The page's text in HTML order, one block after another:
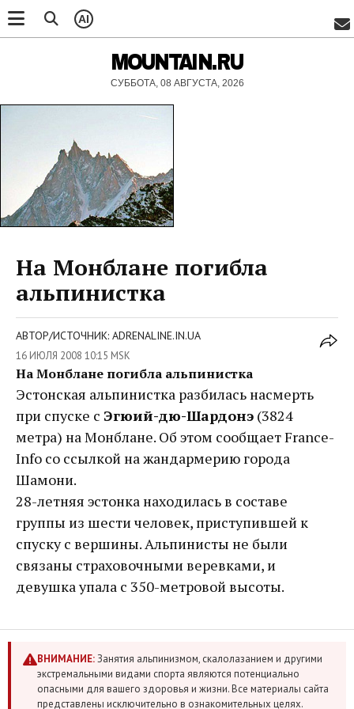
AI
MOUNTAIN.RU
СУББОТА, 08 АВГУСТА, 2026
На Монблане погибла
альпинистка
АВТОР/ИСТОЧНИК: ADRENALINE.IN.UA
16 ИЮЛЯ 2008 10:15 MSK
На Монблане погибла альпинистка
Эстонская альпинистка разбилась насмерть
при спуске с Эгюий-дю-Шардонэ (3824
метра) на Монблане. Об этом сообщает France-
Info со ссылкой на жандармерию города
Шамони.
28-летняя эстонка находилась в составе
группы из шести человек, приступившей к
спуску с вершины. Альпинисты не были
связаны страховочными веревками, и
девушка упала с 350-метровой высоты.
ВНИМАНИЕ:Занятия альпинизмом, скалолазанием и другими
экстремальными видами спорта являются потенциально
опасными для вашего здоровья и жизни. Все материалы сайта
представлены исключительно в ознакомительных целях.